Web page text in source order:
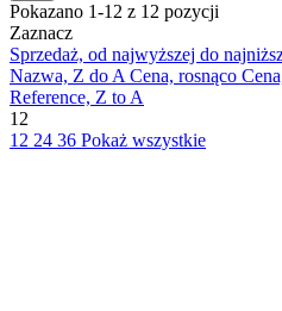
Pokazano 1-12 z 12 pozycji
Zaznacz
Sprzedaż, od najwyższej do
Nazwa, Z do ACena, rosnąco
Reference, Z to A
12
12 24 36 Pokaż wszystkie